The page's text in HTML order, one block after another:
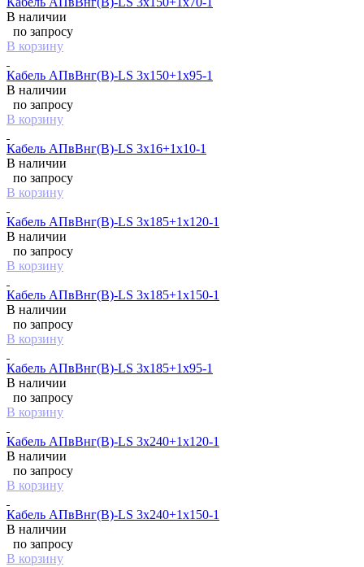
В наличии
по запросу
В корзину
Кабель АПвВнг(B)-LS 3х150+1х95-1
В наличии
по запросу
В корзину
Кабель АПвВнг(B)-LS 3х16+1х10-1
В наличии
по запросу
В корзину
Кабель АПвВнг(B)-LS 3х185+1х120-1
В наличии
по запросу
В корзину
Кабель АПвВнг(B)-LS 3х185+1х150-1
В наличии
по запросу
В корзину
Кабель АПвВнг(B)-LS 3х185+1х95-1
В наличии
по запросу
В корзину
Кабель АПвВнг(B)-LS 3х240+1х120-1
В наличии
по запросу
В корзину
Кабель АПвВнг(B)-LS 3х240+1х150-1
В наличии
по запросу
В корзину